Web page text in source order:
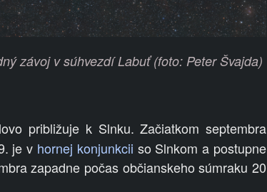
závoj v súhvezdí Labuť (foto: Peter Švajda)
približuje k Slnku. Začiatkom septembra
je v hornej konjunkcii so Slnkom a postupne
zapadne počas občianskeho súmraku 20